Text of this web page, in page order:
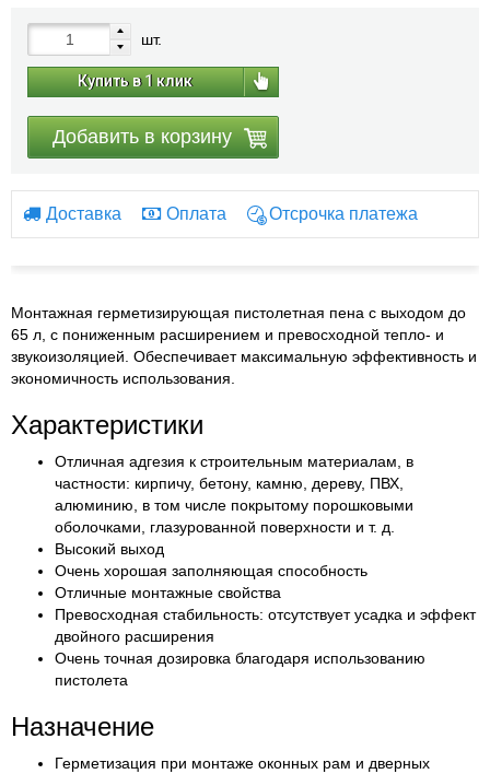
шт.
Купить в 1 клик
Добавить в корзину
Доставка Оплата Отсрочка платежа
Монтажная герметизирующая пистолетная пена с выходом до
65 л, с пониженным расширением и превосходной тепло- и
звукоизоляцией. Обеспечивает максимальную эффективность и
экономичность использования.
Характеристики
Отличная адгезия к строительным материалам, в
частности: кирпичу, бетону, камню, дереву, ПВХ,
алюминию, в том числе покрытому порошковыми
оболочками, глазурованной поверхности и т. д.
Высокий выход
Очень хорошая заполняющая способность
Отличные монтажные свойства
Превосходная стабильность: отсутствует усадка и эффект
двойного расширения
Очень точная дозировка благодаря использованию
пистолета
Назначение
Герметизация при монтаже оконных рам и дверных